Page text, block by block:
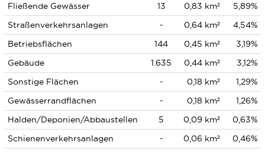
Fließende Gewässer 13 0,83 km²
5,89%
Straßenverkehrsanlagen
- 0,64 km²
4,54%
Betriebsflächen
144 0,45 km²
3,19%
Gebäude
1.635 0,44 km²
3,12%
Sonstige Flächen
- 0,18 km²
1,29%
Gewässerrandflächen
- 0,18 km²
1,26%
Halden/Deponien/Abbaustellen
5 0,09 km²
0,63%
Schienenverkehrsanlagen
- 0,06 km²
0,46%